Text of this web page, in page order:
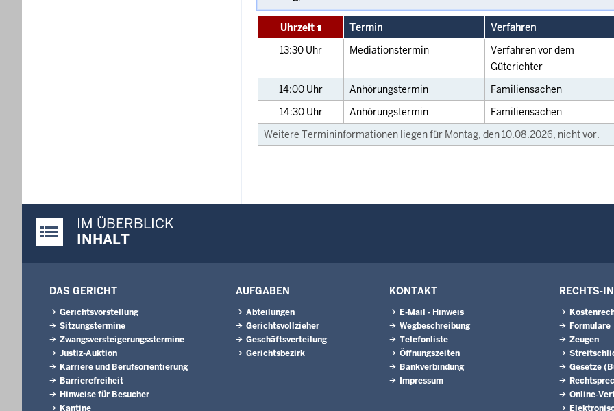
Uhrzeit Termin
Verfahren
13:30 Uhr Mediationstermin
Verfahren vor dem
Güterichter
14:00 Uhr Anhörungstermin
Familiensachen
14:30 Uhr Anhörungstermin
Familiensachen
Weitere Termininformationen liegen für Montag, den 10.08.2026, nicht vor.
Justiz-Portal im Überblick:
IM ÜBERBLICK
INHALT
DAS GERICHT
Gerichtsvorstellung
Sitzungstermine
Zwangsversteigerungsstermine
Justiz-Auktion
Karriere und Berufsorientierung
Barrierefreiheit
Hinweise für Besucher
Kantine
AUFGABEN
Abteilungen
Gerichtsvollzieher
Geschäftsverteilung
Gerichtsbezirk
KONTAKT
E-Mail - Hinweis
Wegbeschreibung
Telefonliste
Öffnungszeiten
Bankverbindung
Impressum
RECHTS-
Formulare
Zeugen
Gesetze
Online-